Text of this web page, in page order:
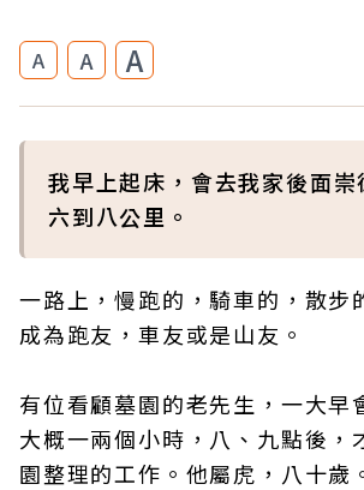
A A A
我早上起床，會去我家後面崇
六到八公里。
一路上，慢跑的，騎車的，散步
成為跑友，車友或是山友。
有位看顧墓園的老先生，一大早
大概一兩個小時，八、九點後，
園整理的工作。他屬虎，八十歲